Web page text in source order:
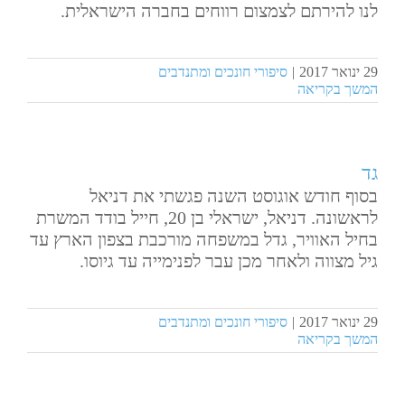
לנו להירתם לצמצום רווחים בחברה הישראלית.
29 ינואר 2017 | סיפורי חונכים ומתנדבים
המשך בקריאה
גד
בסוף​ ​חודש​ ​אוגוסט​ ​השנה​ ​פגשתי​ ​את​ ​דניאל​ ​
לראשונה. דניאל,​ ​ישראלי​ ​בן​ ​20,​ ​חייל​ ​בודד​ ​המשרת​ ​
בחיל​ ​האוויר,​ ​גדל​ ​במשפחה​ ​מורכבת​ ​בצפון​ ​הארץ​ ​עד​
​גיל​ ​מצווה​ ​ולאחר​ ​מכן​ ​עבר לפנימייה​ ​עד​ ​גיוסו.
29 ינואר 2017 | סיפורי חונכים ומתנדבים
המשך בקריאה